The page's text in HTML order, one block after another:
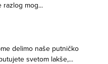
razlog mog...
delimo naše putničko
svetom lakše,...